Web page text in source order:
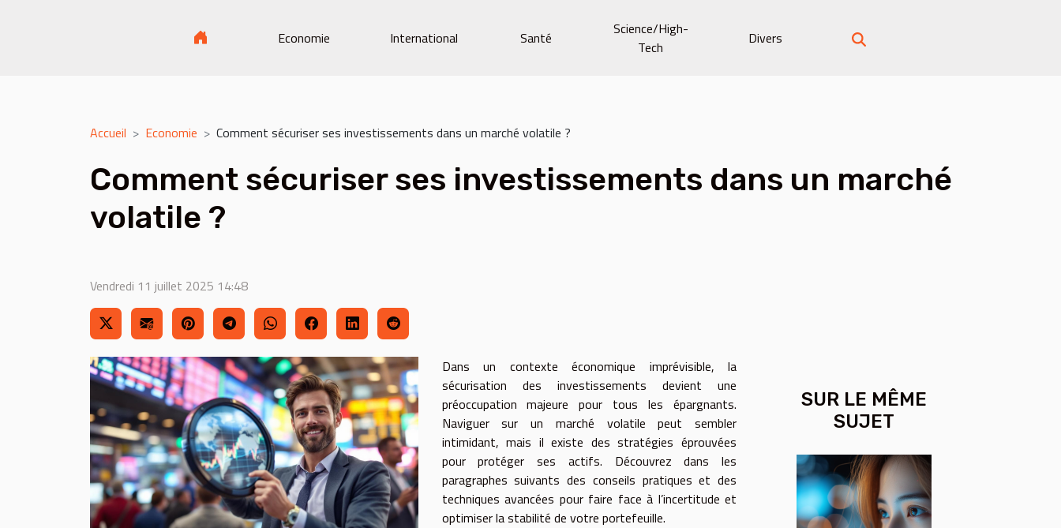
Economie International Santé
Science/High-
Tech
Divers
Accueil Economie Comment sécuriser ses investissements dans un marché volatile ?
Comment sécuriser ses investissements dans un marché
volatile ?
Vendredi 11 juillet 2025 14:48
Dans un contexte économique imprévisible, la
sécurisation des investissements devient une
préoccupation majeure pour tous les épargnants.
Naviguer sur un marché volatile peut sembler
intimidant, mais il existe des stratégies éprouvées
pour protéger ses actifs. Découvrez dans les
paragraphes suivants des conseils pratiques et des
techniques avancées pour faire face à l’incertitude et
optimiser la stabilité de votre portefeuille.
SUR LE MÊME
SUJET